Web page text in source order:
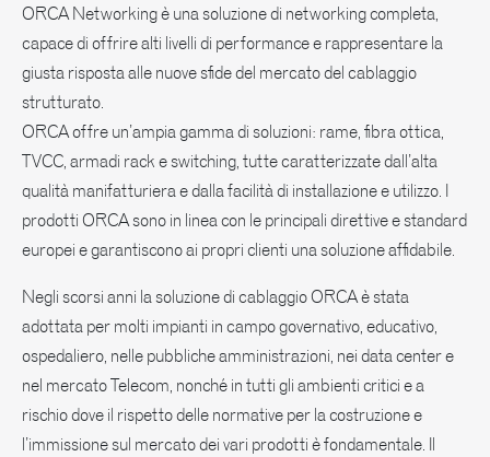
ORCA Networking è una soluzione di networking completa,
capace di offrire alti livelli di performance e rappresentare la
giusta risposta alle nuove sfide del mercato del cablaggio
strutturato.
ORCA offre un’ampia gamma di soluzioni: rame, fibra ottica,
TVCC, armadi rack e switching, tutte caratterizzate dall’alta
qualità manifatturiera e dalla facilità di installazione e utilizzo. I
prodotti ORCA sono in linea con le principali direttive e standard
europei e garantiscono ai propri clienti una soluzione affidabile.
Negli scorsi anni la soluzione di cablaggio ORCA è stata
adottata per molti impianti in campo governativo, educativo,
ospedaliero, nelle pubbliche amministrazioni, nei data center e
nel mercato Telecom, nonché in tutti gli ambienti critici e a
rischio dove il rispetto delle normative per la costruzione e
l’immissione sul mercato dei vari prodotti è fondamentale. Il